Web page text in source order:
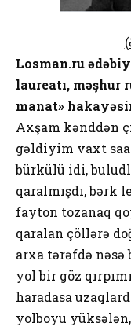
Losman.ru
laureatı, məşhur
manat»
Axşam kənddən
gəldiyim vaxt
bürkülü idi,
qaralmışdı, bərk
fayton tozanaq
qaralan çöllərə
arxa tərəfdə nəsə
yol bir göz
haradasa
yolboyu